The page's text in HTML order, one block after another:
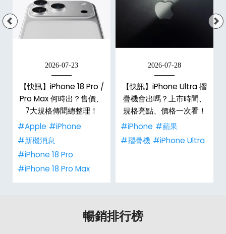
2026-07-23
【快訊】iPhone 18 Pro /
Pro Max 何時出？售價、
7大規格傳聞總整理！
#Apple #iPhone
#新機消息
#iPhone 18 Pro
#iPhone 18 Pro Max
2026-07-28
【快訊】iPhone Ultra 摺
疊機會出嗎？上市時間、
規格亮點、價格一次看！
#iPhone #蘋果
#摺疊機 #iPhone Ultra
暢銷排行榜